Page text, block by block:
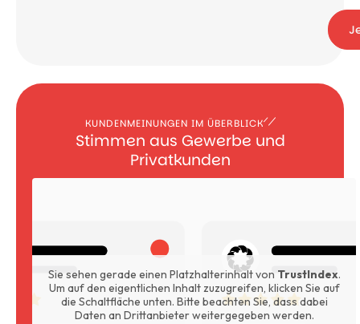
KUNDENMEINUNGEN IM ÜBERBLICK
Stimmen aus Gewerbe und
Privatkunden
Sie sehen gerade einen Platzhalterinhalt von TrustIndex.
Um auf den eigentlichen Inhalt zuzugreifen, klicken Sie auf
die Schaltfläche unten. Bitte beachten Sie, dass dabei
Daten an Drittanbieter weitergegeben werden.